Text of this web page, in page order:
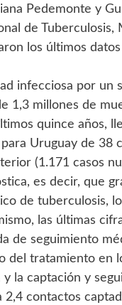
Pedemonte y
de
los últimos
infecciosa por un
1,3 millones de
quince años,
Uruguay de 38
(1.171 casos
es decir, que
de tuberculosis,
las últimas
de seguimiento
del tratamiento en
la captación y
contactos